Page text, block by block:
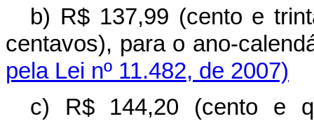
b) R$ 137,99 (cento e
centavos), para o
pela Lei nº 11.482, de 2007)
c) R$ 144,20 (cento e